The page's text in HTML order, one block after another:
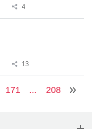
4
13
171 ... 208